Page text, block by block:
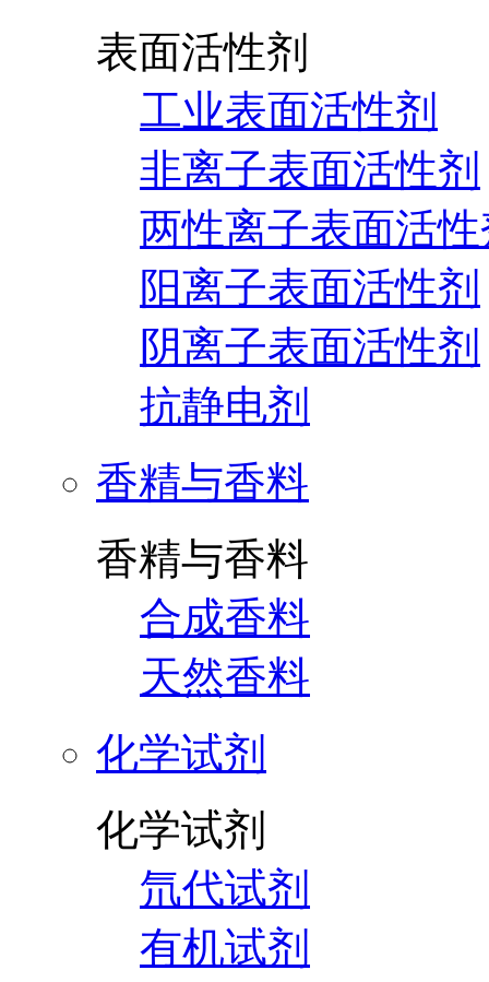
表面活性剂
工业表面活性剂
非离子表面活性剂
两性离子表面活
阳离子表面活性剂
阴离子表面活性剂
抗静电剂
香精与香料
香精与香料
合成香料
天然香料
化学试剂
化学试剂
氘代试剂
有机试剂